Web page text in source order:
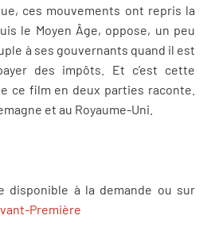
ces mouvements ont repris la
le Moyen Âge, oppose, un peu
à ses gouvernants quand il est
des impôts. Et c’est cette
ce film en deux parties raconte.
et au Royaume-Uni.
disponible à la demande ou sur
Première